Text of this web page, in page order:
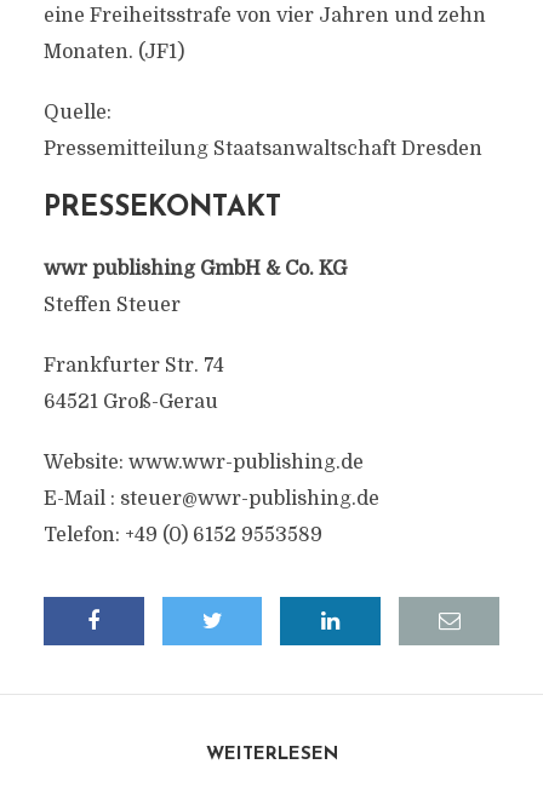
eine Freiheitsstrafe von vier Jahren und zehn
Monaten. (JF1)
Quelle:
Pressemitteilung Staatsanwaltschaft Dresden
PRESSEKONTAKT
wwr publishing GmbH & Co. KG
Steffen Steuer
Frankfurter Str. 74
64521 Groß-Gerau
Website: www.wwr-publishing.de
E-Mail : steuer@wwr-publishing.de
Telefon: +49 (0) 6152 9553589
WEITERLESEN